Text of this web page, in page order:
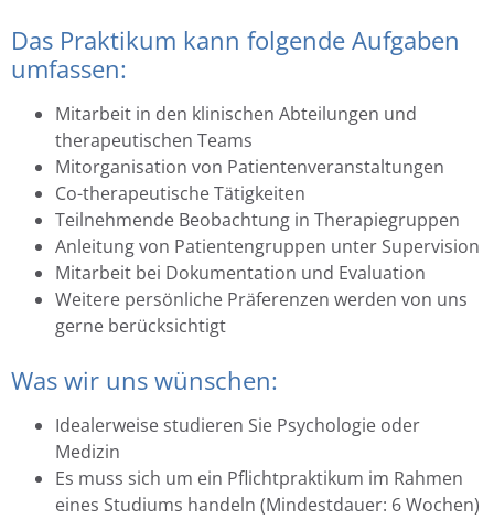
Das Praktikum kann folgende Aufgaben
umfassen:
Mitarbeit in den klinischen Abteilungen und
therapeutischen Teams
Mitorganisation von Patientenveranstaltungen
Co-therapeutische Tätigkeiten
Teilnehmende Beobachtung in Therapiegruppen
Anleitung von Patientengruppen unter Supervision
Mitarbeit bei Dokumentation und Evaluation
Weitere persönliche Präferenzen werden von uns
gerne berücksichtigt
Was wir uns wünschen:
Idealerweise studieren Sie Psychologie oder
Medizin
Es muss sich um ein Pflichtpraktikum im Rahmen
eines Studiums handeln (Mindestdauer: 6 Wochen)